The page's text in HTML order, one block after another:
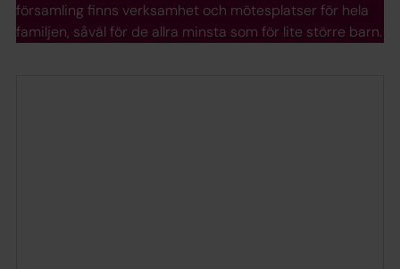
församling finns verksamhet och mötesplatser för hela
familjen, såväl för de allra minsta som för lite större barn.